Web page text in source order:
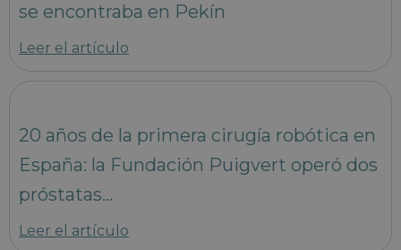
se encontraba en Pekín
Leer el artículo
20 años de la primera cirugía robótica en
España: la Fundación Puigvert operó dos
próstatas…
Leer el artículo